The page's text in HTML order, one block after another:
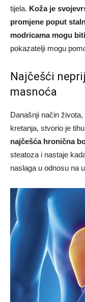
tijela. Koža je
promjene poput
modricama mogu
pokazatelji mogu
Najčešći
masnoća
Današnji način
kretanja, stvorio je
najčešća hronična
steatoza i nastaje
naslaga u odnosu na